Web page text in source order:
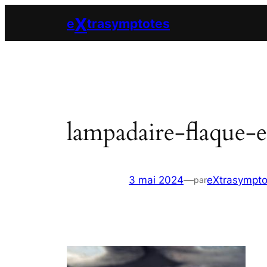
contenu
eXtrasymptotes
lampadaire-flaque-
3 mai 2024—par